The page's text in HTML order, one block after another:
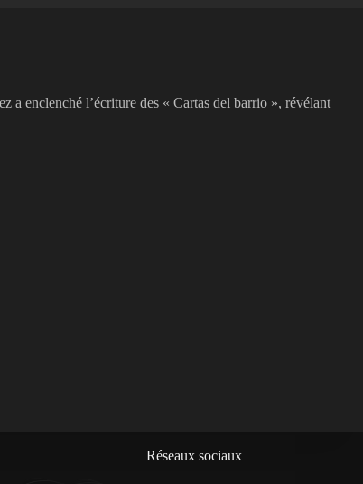
a enclenché l’écriture des « Cartas del barrio », révélant
Réseaux sociaux